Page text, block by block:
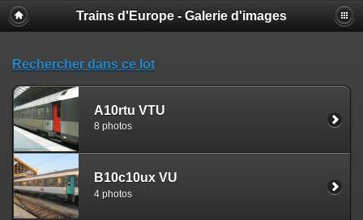
Trains d'Europe - Galerie d'images
Rechercher dans ce lot
A10rtu VTU
8 photos
B10c10ux VU
4 photos